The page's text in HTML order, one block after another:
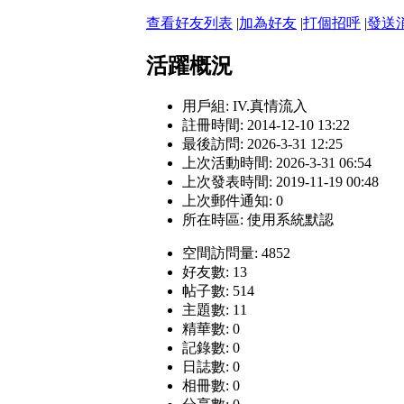
查看好友列表 |加為好友 |打個招呼 |發送
活躍概況
用戶組: IV.真情流入
註冊時間: 2014-12-10 13:22
最後訪問: 2026-3-31 12:25
上次活動時間: 2026-3-31 06:54
上次發表時間: 2019-11-19 00:48
上次郵件通知: 0
所在時區: 使用系統默認
空間訪問量: 4852
好友數: 13
帖子數: 514
主題數: 11
精華數: 0
記錄數: 0
日誌數: 0
相冊數: 0